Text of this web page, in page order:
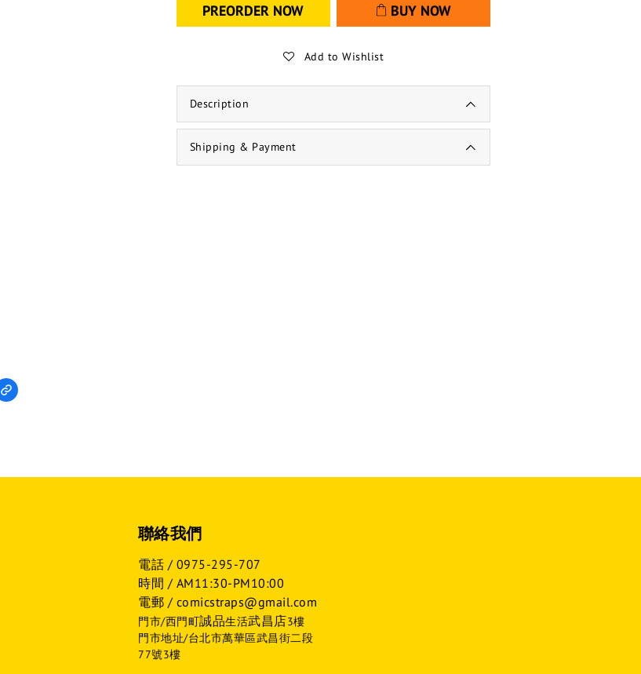
PREORDER NOW BUY NOW
Add to Wishlist
Description
Shipping & Payment
聯絡我們
電話 / 0975-295-707
時間 / AM11:30-PM10:00
電郵 / comicstraps@gmail.com
門市/西門町誠品生活武昌店3樓
門市地址/台北市萬華區武昌街二段
77號3樓